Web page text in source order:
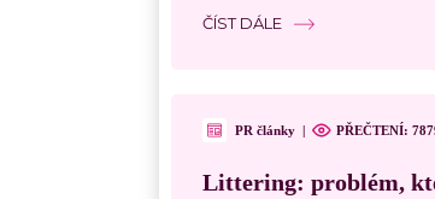
ČÍST DÁLE
PR články | PŘEČTENÍ:
Littering: problém,